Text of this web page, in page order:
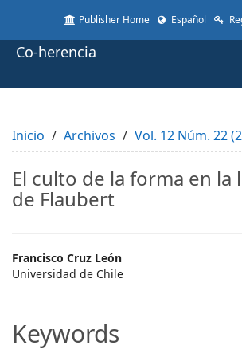
to
page
Main
Content
Sidebar
Publisher Home Español
Co-herencia
Inicio Archivos Vol. 12 Núm. 22
El culto de la forma en la
de Flaubert
Main
Article
Francisco Cruz León
Universidad de Chile
Keywords